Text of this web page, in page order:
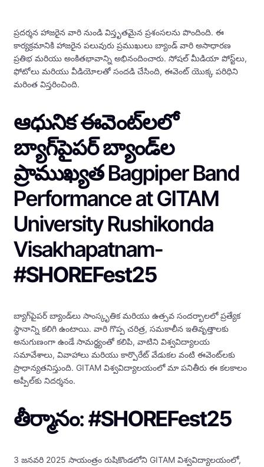
ప్రదర్శన హాజరైన వారి నుండి విస్తృతమైన ప్రశంసలను పొందింది. ఈ
కార్యక్రమానికి హాజరైన పలువురు ప్రముఖులు బ్యాండ్ వారి అసాధారణ
ప్రతిభ మరియు అంకితభావాన్ని అభినందించారు. సోషల్ మీడియా పోస్ట్‌లు,
ఫోటోలు మరియు వీడియోలతో సందడి చేసింది, ఈవెంట్ యొక్క పరిధిని
మరింత విస్తరించింది.
ఆధునిక ఈవెంట్‌లలో
బ్యాగ్‌పైపర్ బ్యాండ్‌ల
ప్రాముఖ్యత Bagpiper Band
Performance at GITAM
University Rushikonda
Visakhapatnam-
#SHOREFest25
బ్యాగ్‌పైపర్ బ్యాండ్‌లు సాంస్కృతిక మరియు ఉత్సవ సందర్భాలలో ప్రత్యేక
స్థానాన్ని కలిగి ఉంటాయి. వారి గొప్ప చరిత్ర, సమకాలీన ఇతివృత్తాలకు
అనుగుణంగా ఉండే సామర్థ్యంతో కలిపి, వాటిని విశ్వవిద్యాలయ
సమావేశాలు, వివాహాలు మరియు కార్పొరేట్ వేడుకల వంటి ఈవెంట్‌లకు
ప్రాధాన్యతనిస్తుంది. GITAM విశ్వవిద్యాలయంలో మా పనితీరు ఈ కలకాలం
అప్పీల్‌కు నిదర్శనం.
తీర్మానం:#SHOREFest25
3 జనవరి 2025 సాయంత్రం రుషికొండలోని GITAM విశ్వవిద్యాలయంలో,